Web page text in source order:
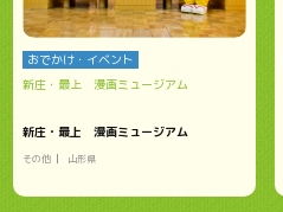
おでかけ・イベント
新庄・最上 漫画ミュージアム
新庄・最上 漫画ミュージアム
その他 山形県